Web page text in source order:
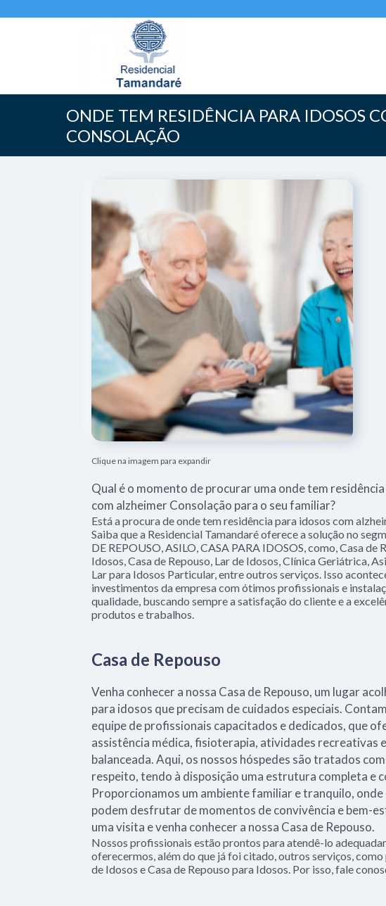
ONDE TEM RESIDÊNCIA PARA IDOSOS
CONSOLAÇÃO
Clique na imagem para expandir
Qual é o momento de procurar uma onde tem
com alzheimer Consolação para o seu familiar?
Está a procura de onde tem residência para idosos com
Saiba que a Residencial Tamandaré oferece a solução no
DE REPOUSO, ASILO, CASA PARA IDOSOS, como, Casa de
Idosos, Casa de Repouso, Lar de Idosos, Clínica Geriátrica,
Lar para Idosos Particular, entre outros serviços. Isso
investimentos da empresa com ótimos profissionais e
qualidade, buscando sempre a satisfação do cliente e a
produtos e trabalhos.
Casa de Repouso
Venha conhecer a nossa Casa de Repouso, um lugar
para idosos que precisam de cuidados especiais.
equipe de profissionais capacitados e dedicados, que
assistência médica, fisioterapia, atividades recreativas
balanceada. Aqui, os nossos hóspedes são tratados
respeito, tendo à disposição uma estrutura completa e
Proporcionamos um ambiente familiar e tranquilo, onde
podem desfrutar de momentos de convivência e bem-
uma visita e venha conhecer a nossa Casa de Repouso.
Nossos profissionais estão prontos para atendê-lo
oferecermos, além do que já foi citado, outros serviços,
de Idosos e Casa de Repouso para Idosos. Por isso, fale